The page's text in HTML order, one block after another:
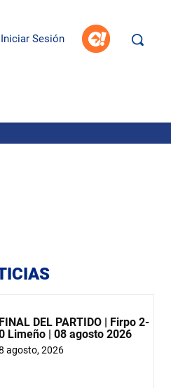
Sesión
FINAL DEL PARTIDO | Firpo 2-
Limeño | 08 agosto 2026
agosto, 2026